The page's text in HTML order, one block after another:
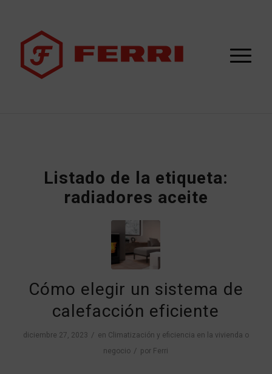
Listado de la etiqueta:
radiadores aceite
Cómo elegir un sistema de
calefacción eficiente
diciembre 27, 2023 / en Climatización y eficiencia en la vivienda o
negocio / por Ferri